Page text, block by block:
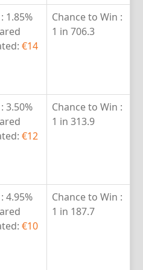
1.85%
€14
Chance to Win :
1 in 706.3
3.50%
€12
Chance to Win :
1 in 313.9
4.95%
€10
Chance to Win :
1 in 187.7